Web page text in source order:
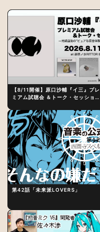
【8/11開催】原口沙輔『イ三』プレ
ミアム試聴会 ＆トーク・セッション
制作秘話
第42話「未来派LOVERS」